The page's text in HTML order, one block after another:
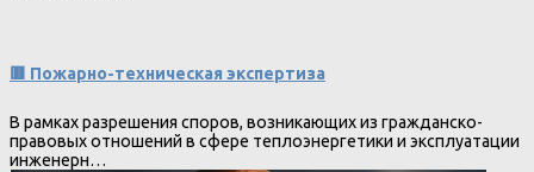
🟥 Пожарно-техническая экспертиза
В рамках разрешения споров, возникающих из гражданско-
правовых отношений в сфере теплоэнергетики и эксплуатации
инженерн…